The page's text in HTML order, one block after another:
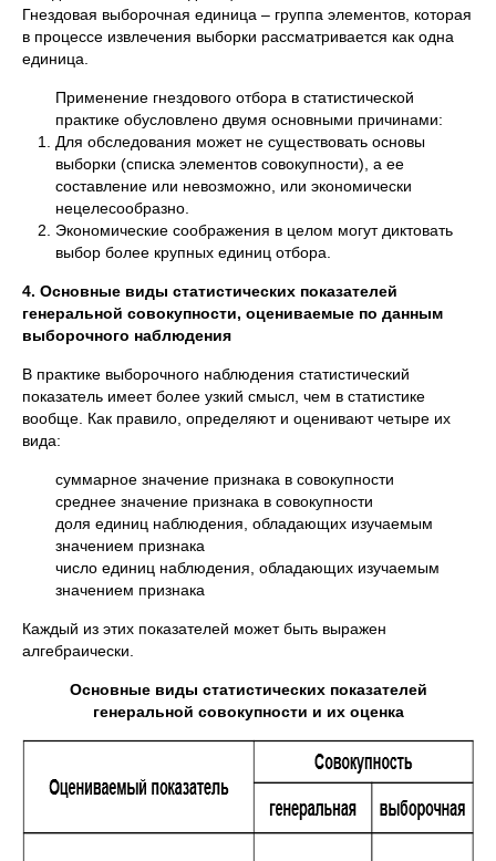
Гнездовая выборочная единица – группа элементов, которая
в процессе извлечения выборки рассматривается как одна
единица.
Применение гнездового отбора в статистической
практике обусловлено двумя основными причинами:
Для обследования может не существовать основы
выборки (списка элементов совокупности), а ее
составление или невозможно, или экономически
нецелесообразно.
Экономические соображения в целом могут диктовать
выбор более крупных единиц отбора.
4. Основные виды статистических показателей
генеральной совокупности, оцениваемые по данным
выборочного наблюдения
В практике выборочного наблюдения статистический
показатель имеет более узкий смысл, чем в статистике
вообще. Как правило, определяют и оценивают четыре их
вида:
суммарное значение признака в совокупности
среднее значение признака в совокупности
доля единиц наблюдения, обладающих изучаемым
значением признака
число единиц наблюдения, обладающих изучаемым
значением признака
Каждый из этих показателей может быть выражен
алгебраически.
Основные виды статистических показателей
генеральной совокупности и их оценка